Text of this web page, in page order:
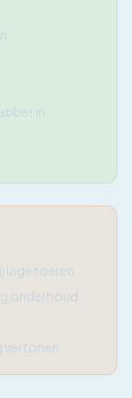
in
lage toeren
onderhoud
vertonen